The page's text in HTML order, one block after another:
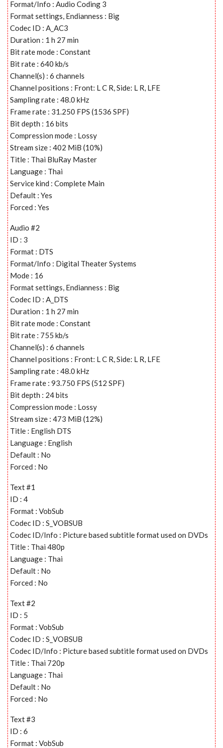
Format/Info : Audio Coding 3
Format settings, Endianness : Big
Codec ID : A_AC3
Duration : 1 h 27 min
Bit rate mode : Constant
Bit rate : 640 kb/s
Channel(s) : 6 channels
Channel positions : Front: L C R, Side: L R, LFE
Sampling rate : 48.0 kHz
Frame rate : 31.250 FPS (1536 SPF)
Bit depth : 16 bits
Compression mode : Lossy
Stream size : 402 MiB (10%)
Title : Thai BluRay Master
Language : Thai
Service kind : Complete Main
Default : Yes
Forced : Yes
Audio #2
ID : 3
Format : DTS
Format/Info : Digital Theater Systems
Mode : 16
Format settings, Endianness : Big
Codec ID : A_DTS
Duration : 1 h 27 min
Bit rate mode : Constant
Bit rate : 755 kb/s
Channel(s) : 6 channels
Channel positions : Front: L C R, Side: L R, LFE
Sampling rate : 48.0 kHz
Frame rate : 93.750 FPS (512 SPF)
Bit depth : 24 bits
Compression mode : Lossy
Stream size : 473 MiB (12%)
Title : English DTS
Language : English
Default : No
Forced : No
Text #1
ID : 4
Format : VobSub
Codec ID : S_VOBSUB
Codec ID/Info : Picture based subtitle format used on DVDs
Title : Thai 480p
Language : Thai
Default : No
Forced : No
Text #2
ID : 5
Format : VobSub
Codec ID : S_VOBSUB
Codec ID/Info : Picture based subtitle format used on DVDs
Title : Thai 720p
Language : Thai
Default : No
Forced : No
Text #3
ID : 6
Format : VobSub